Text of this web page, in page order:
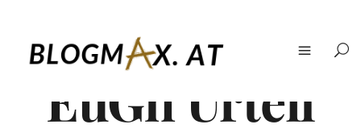
EuGh Urteil